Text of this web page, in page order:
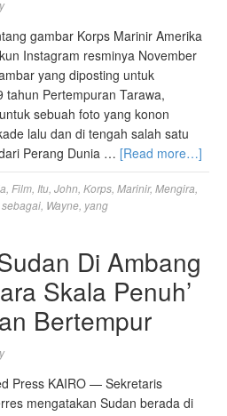
gambar Korps Marinir Amerika
Instagram resminya November
yang diposting untuk
Pertempuran Tarawa,
sebuah foto yang konon
lalu dan di tengah salah satu
Perang Dunia … [Read more…]
Film Itu John Korps Marinir, Mengira
sebagai Wayne yang
Di Ambang
Skala Penuh’
Bertempur
Press KAIRO — Sekretaris
mengatakan Sudan berada di